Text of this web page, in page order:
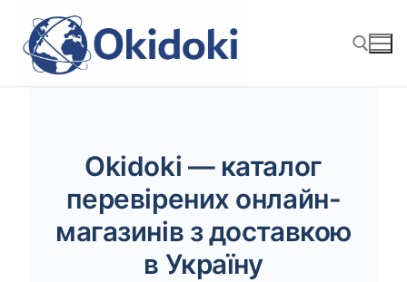
содержимому
Okidoki — каталог
перевірених онлайн-
магазинів з доставкою
в Україну